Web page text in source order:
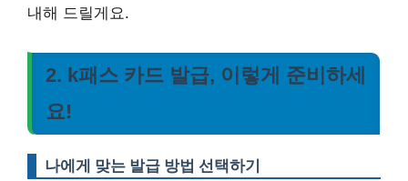
내해 드릴게요.
2. k패스 카드 발급, 이렇게 준비하세
요!
나에게 맞는 발급 방법 선택하기